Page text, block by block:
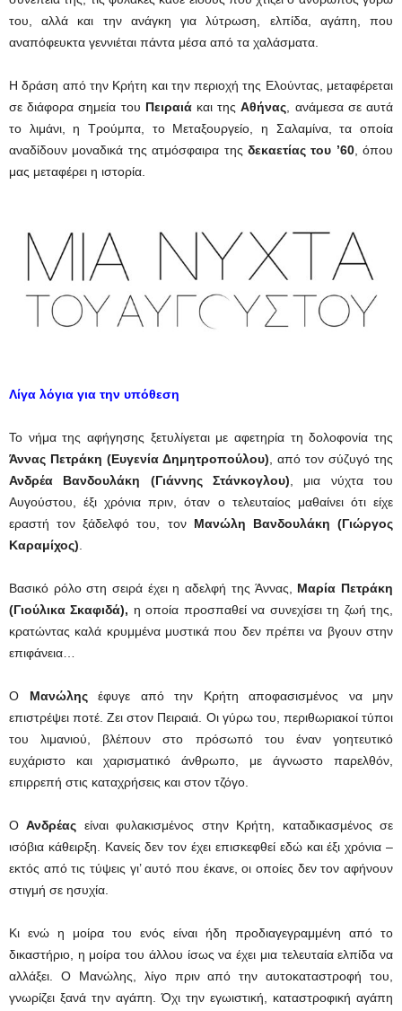
του, αλλά και την ανάγκη για λύτρωση, ελπίδα, αγάπη, που
αναπόφευκτα γεννιέται πάντα μέσα από τα χαλάσματα.
Η δράση από την Κρήτη και την περιοχή της Ελούντας, μεταφέρεται
σε διάφορα σημεία του Πειραιάκαι τηςΑθήνας , ανάμεσα σε αυτά
το λιμάνι, η Τρούμπα, το Μεταξουργείο, η Σαλαμίνα, τα οποία
αναδίδουν μοναδικά της ατμόσφαιρα της δεκαετίας του ’60, όπου
μας μεταφέρει η ιστορία.
Λίγα λόγια για την υπόθεση
Το νήμα της αφήγησης ξετυλίγεται με αφετηρία τη δολοφονία της
Άννας Πετράκη (Ευγενία Δημητροπούλου), από τον σύζυγό της
Ανδρέα Βανδουλάκη (Γιάννης Στάνκογλου), μια νύχτα του
Αυγούστου, έξι χρόνια πριν, όταν ο τελευταίος μαθαίνει ότι είχε
εραστή τον ξάδελφό του, τον Μανώλη Βανδουλάκη (Γιώργος
Καραμίχος).
Βασικό ρόλο στη σειρά έχει η αδελφή της Άννας, Μαρία Πετράκη
(Γιούλικα Σκαφιδά), η οποία προσπαθεί να συνεχίσει τη ζωή της,
κρατώντας καλά κρυμμένα μυστικά που δεν πρέπει να βγουν στην
επιφάνεια…
Ο Μανώλης έφυγε από την Κρήτη αποφασισμένος να μην
επιστρέψει ποτέ. Ζει στον Πειραιά. Οι γύρω του, περιθωριακοί τύποι
του λιμανιού, βλέπουν στο πρόσωπό του έναν γοητευτικό
ευχάριστο και χαρισματικό άνθρωπο, με άγνωστο παρελθόν,
επιρρεπή στις καταχρήσεις και στον τζόγο.
ΟΑνδρέας είναι φυλακισμένος στην Κρήτη, καταδικασμένος σε
ισόβια κάθειρξη. Κανείς δεν τον έχει επισκεφθεί εδώ και έξι χρόνια –
εκτός από τις τύψεις γι’ αυτό που έκανε, οι οποίες δεν τον αφήνουν
στιγμή σε ησυχία.
Κι ενώ η μοίρα του ενός είναι ήδη προδιαγεγραμμένη από το
δικαστήριο, η μοίρα του άλλου ίσως να έχει μια τελευταία ελπίδα να
αλλάξει. Ο Μανώλης, λίγο πριν από την αυτοκαταστροφή του,
γνωρίζει ξανά την αγάπη. Όχι την εγωιστική, καταστροφική αγάπη